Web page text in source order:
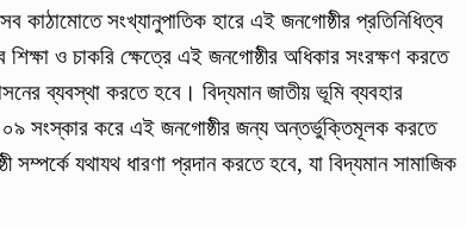
সংখ্যানুপাতিক হারে এই জনগোষ্ঠীর প্রতিনিধিত্ব
ও চাকরি ক্ষেত্রে এই জনগোষ্ঠীর অধিকার সংরক্ষণ করতে
ব্যবস্থা করতে হবে। বিদ্যমান জাতীয় ভূমি ব্যবহার
সংস্কার করে এই জনগোষ্ঠীর জন্য অন্তর্ভুক্তিমূলক করতে
যথাযথ ধারণা প্রদান করতে হবে, যা বিদ্যমান সামাজিক